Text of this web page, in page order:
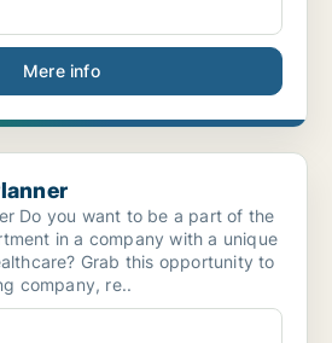
Mere info
Do you want to be a part of the
in a company with a unique
Grab this opportunity to
company, re..